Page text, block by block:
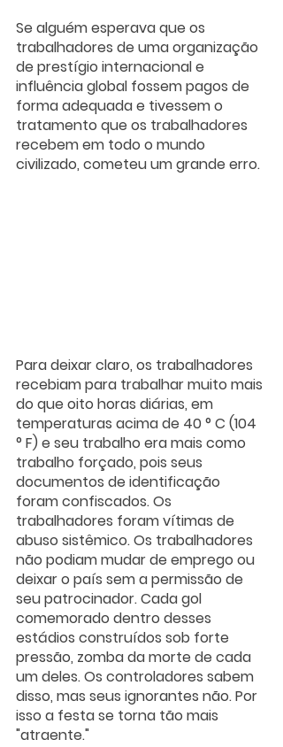
Se alguém esperava que os
trabalhadores de uma organização
de prestígio internacional e
influência global fossem pagos de
forma adequada e tivessem o
tratamento que os trabalhadores
recebem em todo o mundo
civilizado, cometeu um grande erro.
Para deixar claro, os trabalhadores
recebiam para trabalhar muito mais
do que oito horas diárias, em
temperaturas acima de 40 ° C (104
° F) e seu trabalho era mais como
trabalho forçado, pois seus
documentos de identificação
foram confiscados. Os
trabalhadores foram vítimas de
abuso sistêmico. Os trabalhadores
não podiam mudar de emprego ou
deixar o país sem a permissão de
seu patrocinador. Cada gol
comemorado dentro desses
estádios construídos sob forte
pressão, zomba da morte de cada
um deles. Os controladores sabem
disso, mas seus ignorantes não. Por
isso a festa se torna tão mais
"atraente."